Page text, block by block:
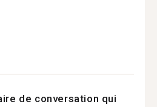
de conversation qui